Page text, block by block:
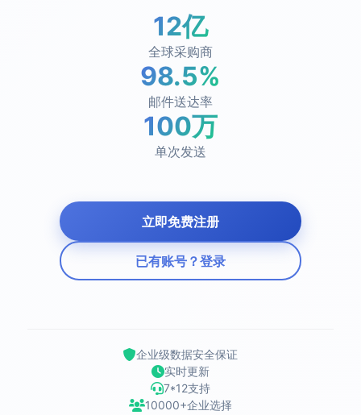
12亿
全球采购商
98.5%
邮件送达率
100万
单次发送
立即免费注册
已有账号？登录
企业级数据安全保证
实时更新
7*12支持
10000+企业选择